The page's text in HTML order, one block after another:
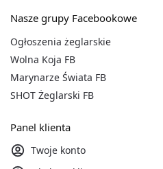
Nasze grupy Facebookowe
Ogłoszenia żeglarskie
Wolna Koja FB
Marynarze Świata FB
SHOT Żeglarski FB
Panel klienta
Twoje konto